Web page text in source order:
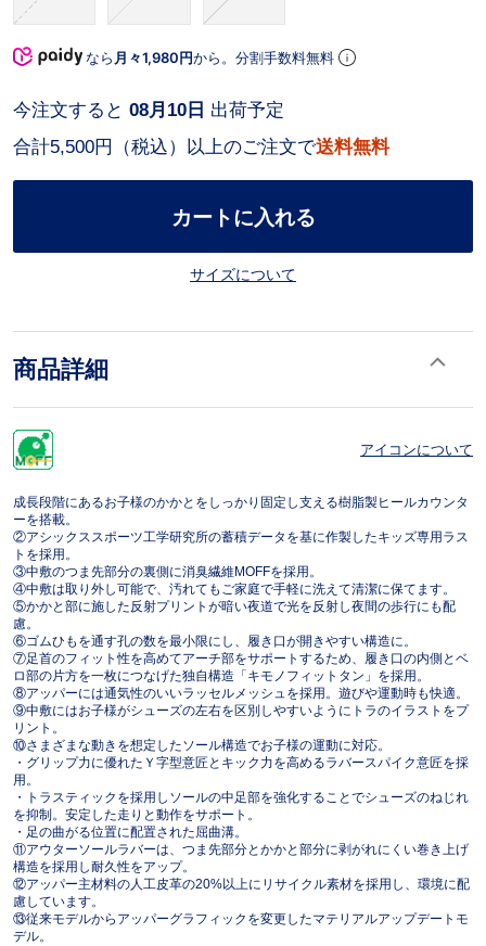
なら 月々1,980円から。分割手数料無料
合計5,500円（税込）以上のご注文で送料無料
今注文すると 08月10日 出荷予定
カートに入れる
サイズについて
商品詳細
アイコンについて
成長段階にあるお子様のかかとをしっかり固定し支える樹脂製ヒールカウンタ
ーを搭載。
②アシックススポーツ工学研究所の蓄積データを基に作製したキッズ専用ラス
トを採用。
③中敷のつま先部分の裏側に消臭繊維MOFFを採用。
④中敷は取り外し可能で、汚れてもご家庭で手軽に洗えて清潔に保てます。
⑤かかと部に施した反射プリントが暗い夜道で光を反射し夜間の歩行にも配
慮。
⑥ゴムひもを通す孔の数を最小限にし、履き口が開きやすい構造に。
⑦足首のフィット性を高めてアーチ部をサポートするため、履き口の内側とベ
ロ部の片方を一枚につなげた独自構造「キモノフィットタン」を採用。
⑧アッパーには通気性のいいラッセルメッシュを採用。遊びや運動時も快適。
⑨中敷にはお子様がシューズの左右を区別しやすいようにトラのイラストをプ
リント。
⑩さまざまな動きを想定したソール構造でお子様の運動に対応。
・グリップ力に優れたＹ字型意匠とキック力を高めるラバースパイク意匠を採
用。
・トラスティックを採用しソールの中足部を強化することでシューズのねじれ
を抑制。安定した走りと動作をサポート。
・足の曲がる位置に配置された屈曲溝。
⑪アウターソールラバーは、つま先部分とかかと部分に剥がれにくい巻き上げ
構造を採用し耐久性をアップ。
⑫アッパー主材料の人工皮革の20%以上にリサイクル素材を採用し、環境に配
慮しています。
⑬従来モデルからアッパーグラフィックを変更したマテリアルアップデートモ
デル。